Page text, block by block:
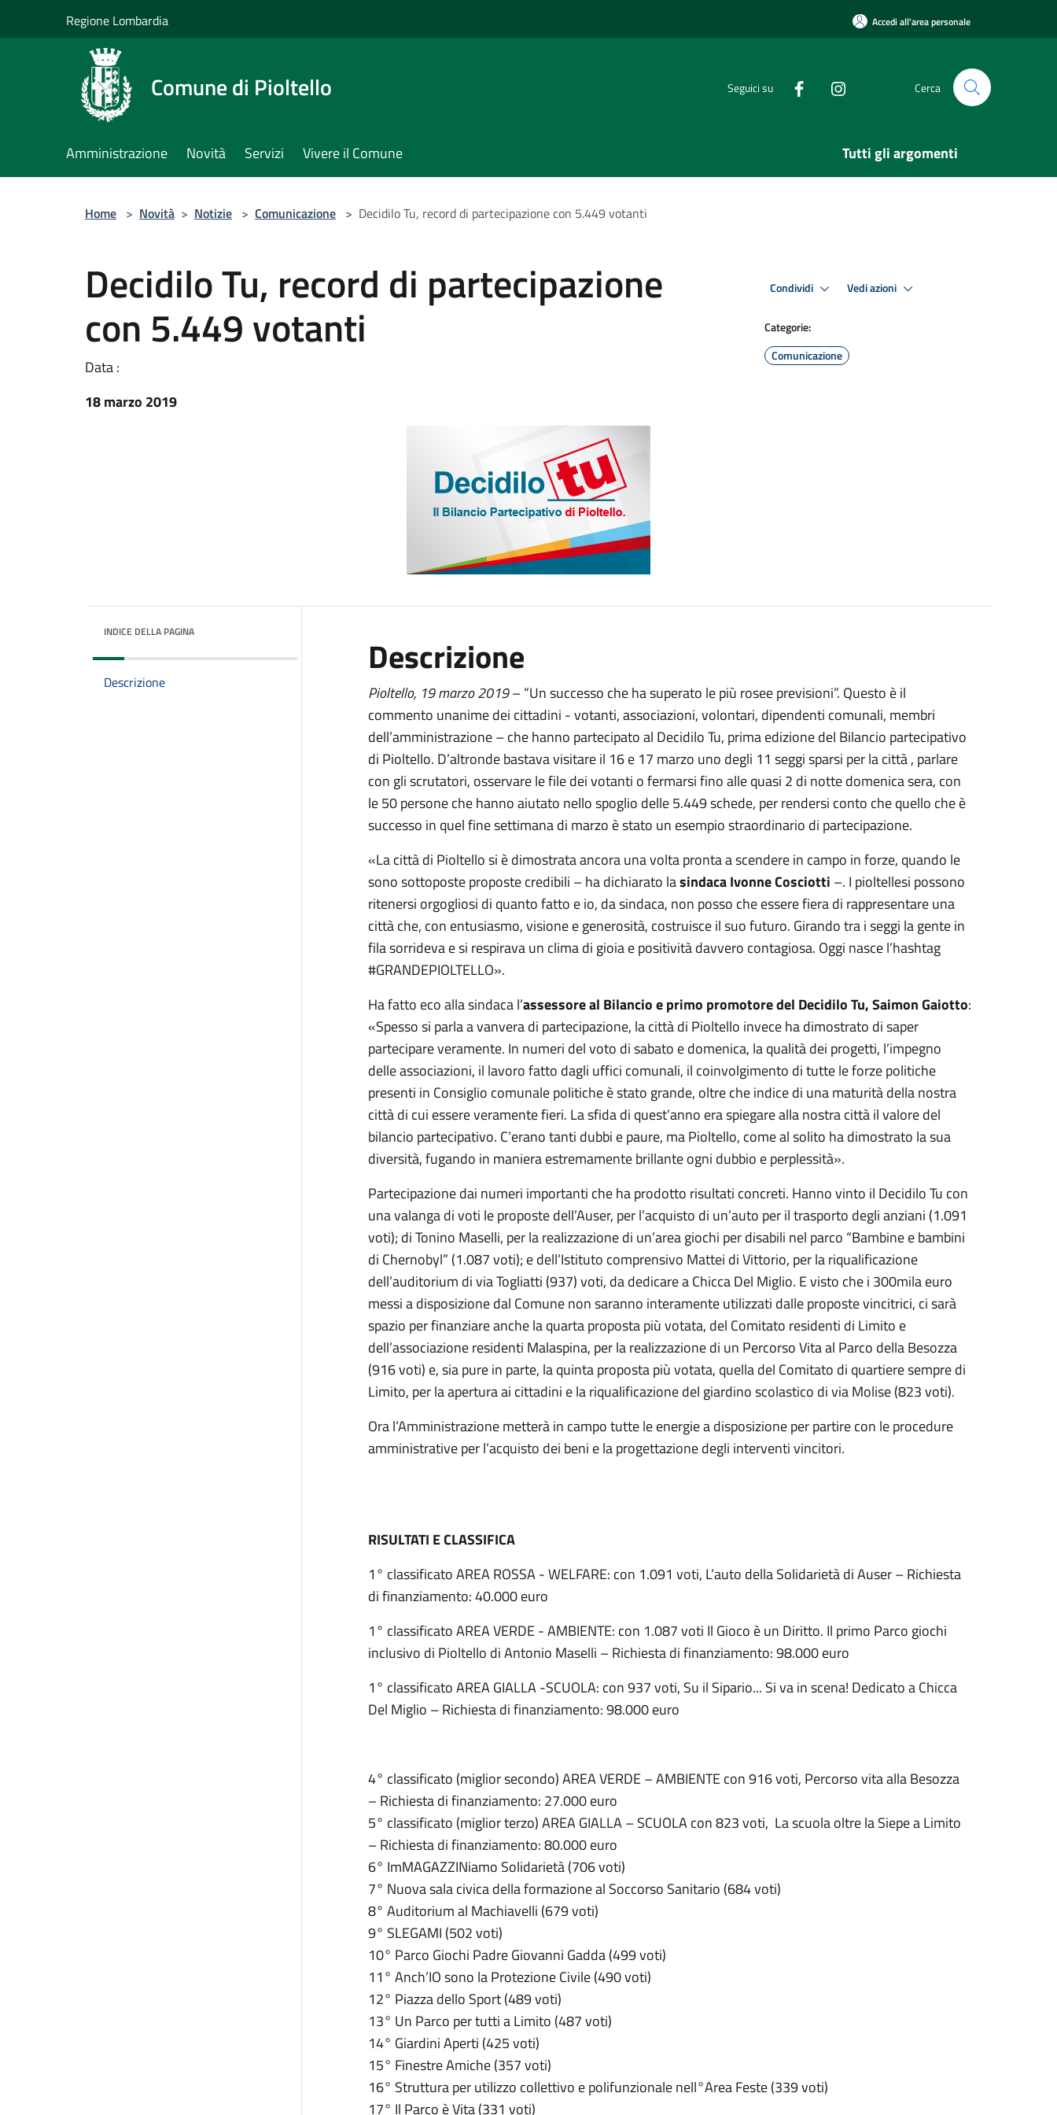
Regione Lombardia Accedi all'area personale
Comune di Pioltello Seguici su Cerca
Amministrazione Novità Servizi Vivere il Comune Tutti gli argomenti
Home > Novità > Notizie > Comunicazione > Decidilo Tu, record di partecipazione con 5.449 votanti
Decidilo Tu, record di partecipazione
con 5.449 votanti
Data :
18 marzo 2019
Condividi Vedi azioni
Categorie:
Comunicazione
INDICE DELLA PAGINA
Descrizione
Descrizione
Pioltello, 19marzo2019– “Un successo che ha superato le più rosee previsioni”. Questo è il
commento unanime dei cittadini - votanti, associazioni, volontari, dipendenti comunali, membri
dell’amministrazione – che hanno partecipato al Decidilo Tu, prima edizione del Bilancio partecipativo
di Pioltello. D’altronde bastava visitare il 16 e 17 marzo uno degli 11 seggi sparsi per la città , parlare
con gli scrutatori, osservare le file dei votanti o fermarsi fino alle quasi 2 di notte domenica sera, con
le 50 persone che hanno aiutato nello spoglio delle 5.449 schede, per rendersi conto che quello che è
successo in quel fine settimana di marzo è stato un esempio straordinario di partecipazione.
«La città di Pioltello si è dimostrata ancora una volta pronta a scendere in campo in forze, quando le
sono sottoposte proposte credibili – ha dichiarato lasindaca Ivonne Cosciotti –. I pioltellesi possono
ritenersi orgogliosi di quanto fatto e io, da sindaca, non posso che essere fiera di rappresentare una
città che, con entusiasmo, visione e generosità, costruisce il suo futuro. Girando tra i seggi la gente in
fila sorrideva e si respirava un clima di gioia e positività davvero contagiosa. Oggi nasce l’hashtag
#GRANDEPIOLTELLO».
Ha fatto eco alla sindaca l’assessore al Bilancio e primo promotore del Decidilo Tu, Saimon Gaiotto:
«Spesso si parla a vanvera di partecipazione, la città di Pioltello invece ha dimostrato di saper
partecipare veramente. In numeri del voto di sabato e domenica, la qualità dei progetti, l’impegno
delle associazioni, il lavoro fatto dagli uffici comunali, il coinvolgimento di tutte le forze politiche
presenti in Consiglio comunale politiche è stato grande, oltre che indice di una maturità della nostra
città di cui essere veramente fieri. La sfida di quest’anno era spiegare alla nostra città il valore del
bilancio partecipativo. C’erano tanti dubbi e paure, ma Pioltello, come al solito ha dimostrato la sua
diversità, fugando in maniera estremamente brillante ogni dubbio e perplessità».
Partecipazione dai numeri importanti che ha prodotto risultati concreti. Hanno vinto il Decidilo Tu con
una valanga di voti le proposte dell’Auser, per l’acquisto di un’auto per il trasporto degli anziani (1.091
voti); di Tonino Maselli, per la realizzazione di un’area giochi per disabili nel parco “Bambine e bambini
di Chernobyl” (1.087 voti); e dell’Istituto comprensivo Mattei di Vittorio, per la riqualificazione
dell’auditorium di via Togliatti (937) voti, da dedicare a Chicca Del Miglio. E visto che i 300mila euro
messi a disposizione dal Comune non saranno interamente utilizzati dalle proposte vincitrici, ci sarà
spazio per finanziare anche la quarta proposta più votata, del Comitato residenti di Limito e
dell’associazione residenti Malaspina, per la realizzazione di un Percorso Vita al Parco della Besozza
(916 voti) e, sia pure in parte, la quinta proposta più votata, quella del Comitato di quartiere sempre di
Limito, per la apertura ai cittadini e la riqualificazione del giardino scolastico di via Molise (823 voti).
Ora l’Amministrazione metterà in campo tutte le energie a disposizione per partire con le procedure
amministrative per l’acquisto dei beni e la progettazione degli interventi vincitori.
RISULTATI E CLASSIFICA
1° classificato AREA ROSSA - WELFARE: con 1.091 voti, L’auto della Solidarietà di Auser – Richiesta
di finanziamento: 40.000 euro
1° classificato AREA VERDE - AMBIENTE: con 1.087 voti Il Gioco è un Diritto. Il primo Parco giochi
inclusivo di Pioltello di Antonio Maselli – Richiesta di finanziamento: 98.000 euro
1° classificato AREA GIALLA -SCUOLA: con 937 voti, Su il Sipario... Si va in scena! Dedicato a Chicca
Del Miglio – Richiesta di finanziamento: 98.000 euro
4° classificato (miglior secondo) AREA VERDE – AMBIENTE con 916 voti, Percorso vita alla Besozza
– Richiesta di finanziamento: 27.000 euro
5° classificato (miglior terzo) AREA GIALLA – SCUOLA con 823 voti, La scuola oltre la Siepe a Limito
– Richiesta di finanziamento: 80.000 euro
6° ImMAGAZZINiamo Solidarietà (706 voti)
7° Nuova sala civica della formazione al Soccorso Sanitario (684 voti)
8° Auditorium al Machiavelli (679 voti)
9° SLEGAMI (502 voti)
10° Parco Giochi Padre Giovanni Gadda (499 voti)
11° Anch’IO sono la Protezione Civile (490 voti)
12° Piazza dello Sport (489 voti)
13° Un Parco per tutti a Limito (487 voti)
14° Giardini Aperti (425 voti)
15° Finestre Amiche (357 voti)
16° Struttura per utilizzo collettivo e polifunzionale nell°Area Feste (339 voti)
17° Il Parco è Vita (331 voti)